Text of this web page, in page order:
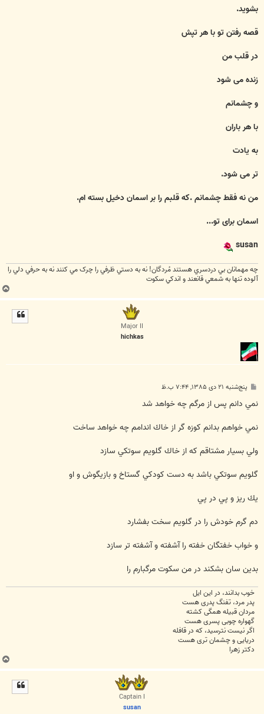
بشوید.
قصه رفتن تو با هر تپش
در قلب من
زنده می شود
و چشمانم
با هر باران
به یادت
تر می شود.
من نه فقط چشمانم .که قلبم را بر اسمان دخیل بسته ام.
اسمان برای تو...
susan
چه مهمانان بي دردسري هستند مُردگان! نه به دستي ظرفي را چرک مي کنند نه به حرفي دلي را
آلوده تنها به شمعي قانعند و اندکي سکوت
ب
ا
Major II
hichkas
پ
ت
پنج‌شنبه ۲۱ دی ۱۳۸۵, ۷:۴۴ ب.ظ
نمي دانم پس از مرگم چه خواهد شد
نمي خواهم بدانم كوزه گر از خاك اندامم چه خواهد ساخت
ولي بسيار مشتاقم كه از خاك گلويم سوتكي سازد
گلويم سوتكي باشد به دست كودكي گستاخ و بازيگوش و او
يك ريز و پي در پي
دم گرم خودش را در گلويم سخت بفشارد
و خواب خفتگان خفته را آشفته و آشفته تر سازد
بدين سان بشكند در من سكوت مرگبارم را
خوب بدانند، در این ایل
پدر مرد، تفنگ پدری هست
مردان قبیله همگی کشته
گهواره چوبی پسری هست
اگر نیست نترسید، که در قافله
دریایی و چشمان تری هست
دکتر زهرا
ب
ا
Captain I
susan